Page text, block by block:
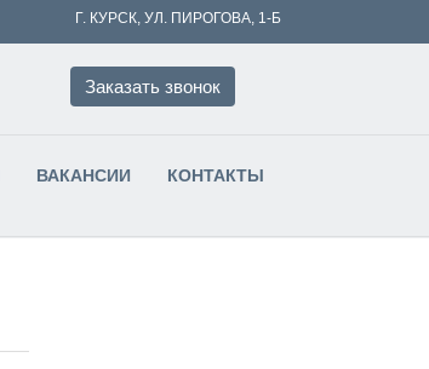
Г. КУРСК, УЛ. ПИРОГОВА, 1-Б
Заказать звонок
ВАКАНСИИ КОНТАКТЫ